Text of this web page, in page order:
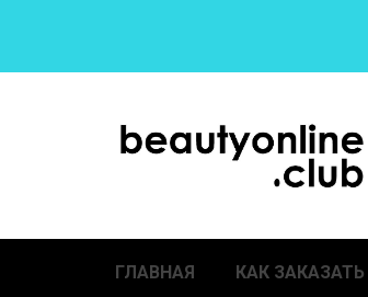
ГЛАВНАЯ КАК